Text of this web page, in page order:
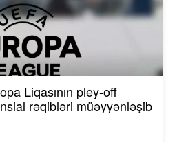
Liqasının pley-off
rəqibləri müəyyənləşib